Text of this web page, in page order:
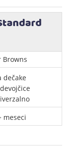
Browns
dečake
meseci